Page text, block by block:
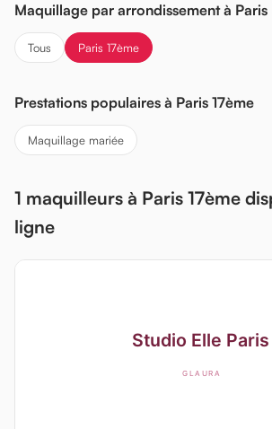
Maquillage par arrondissement à Paris
Tous Paris 17ème
Prestations populaires à Paris 17ème
Maquillage mariée
1 maquilleurs à Paris 17ème
ligne